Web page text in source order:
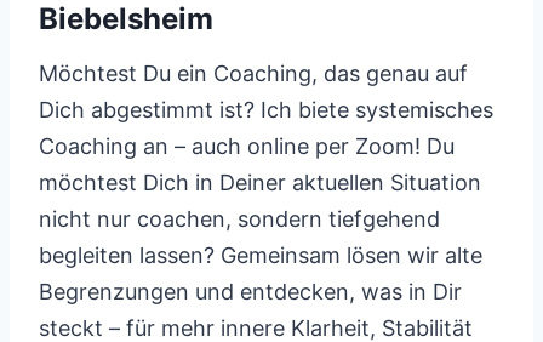
Biebelsheim
Möchtest Du ein Coaching, das genau auf
Dich abgestimmt ist? Ich biete systemisches
Coaching an – auch online per Zoom! Du
möchtest Dich in Deiner aktuellen Situation
nicht nur coachen, sondern tiefgehend
begleiten lassen? Gemeinsam lösen wir alte
Begrenzungen und entdecken, was in Dir
steckt – für mehr innere Klarheit, Stabilität